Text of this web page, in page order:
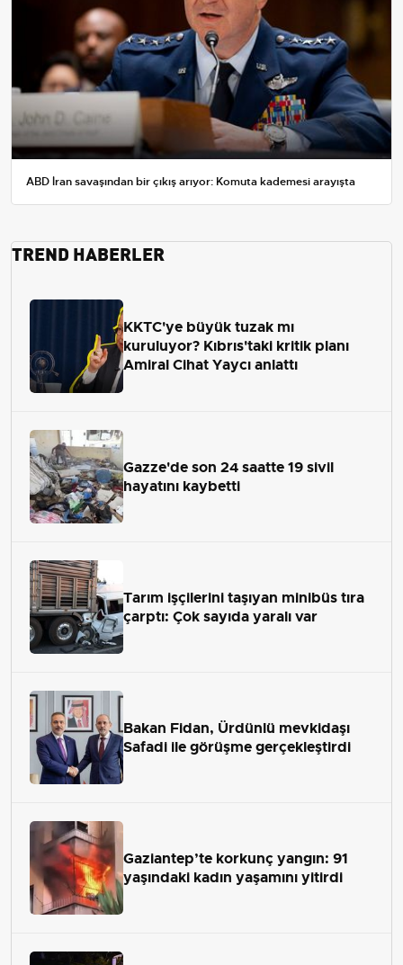
ABD İran savaşından bir çıkış arıyor: Komuta kademesi arayışta
TREND HABERLER
KKTC'ye büyük tuzak mı
kuruluyor? Kıbrıs'taki kritik planı
Amiral Cihat Yaycı anlattı
Gazze'de son 24 saatte 19 sivil
hayatını kaybetti
Tarım işçilerini taşıyan minibüs tıra
çarptı: Çok sayıda yaralı var
Bakan Fidan, Ürdünlü mevkidaşı
Safadi ile görüşme gerçekleştirdi
Gaziantep’te korkunç yangın: 91
yaşındaki kadın yaşamını yitirdi